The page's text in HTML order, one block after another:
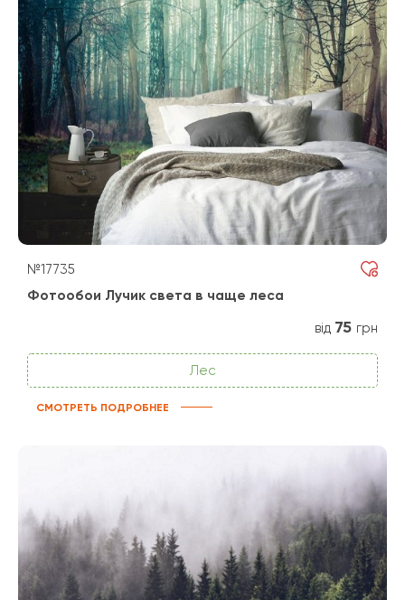
№17735
Фотообои Лучик света в чаще леса
від 75 грн
Лес
СМОТРЕТЬ ПОДРОБНЕЕ